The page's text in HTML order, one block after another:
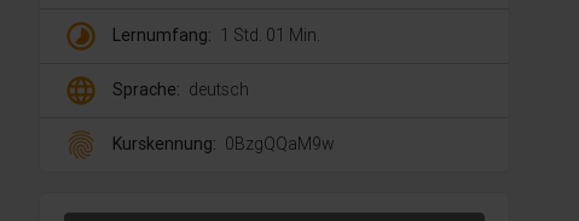
timelapse Lernumfang: 1 Std. 01 Min.
language Sprache: deutsch
fingerprint Kurskennung: 0BzgQQaM9w